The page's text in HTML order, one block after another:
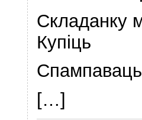
Складанку
Купіць
[…]